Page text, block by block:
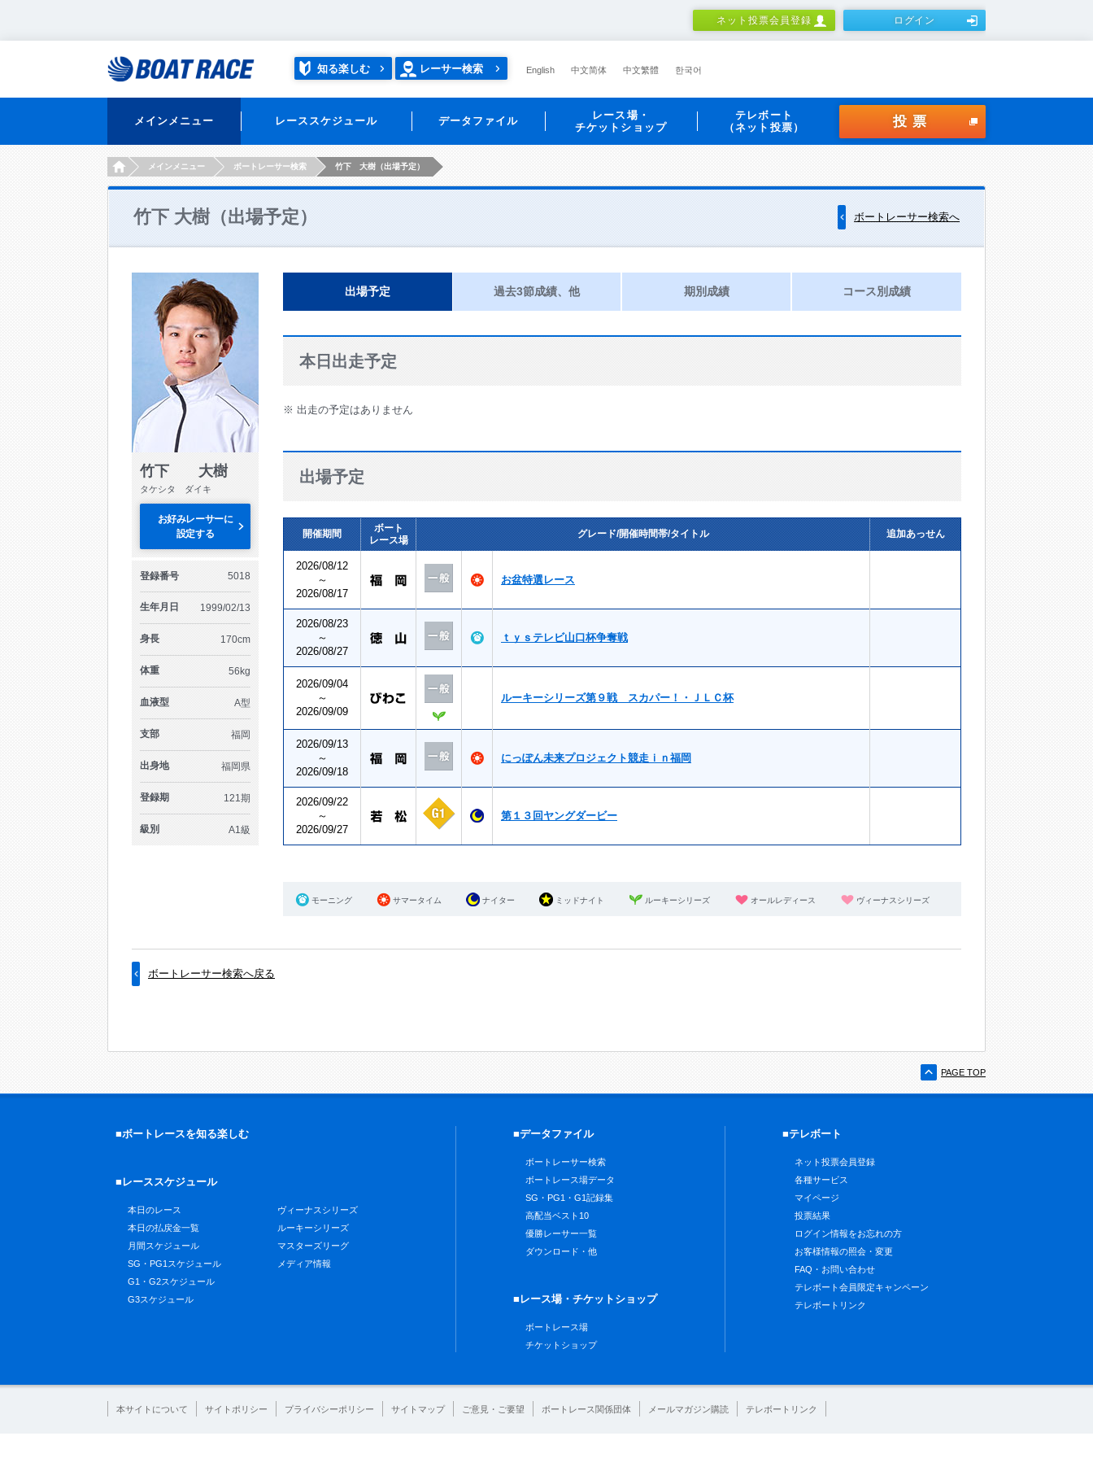
ネット投票会員登録 ログイン
知る楽しむ レーサー検索 English 中文简体 中文繁體 한국어
メインメニュー レーススケジュール データファイル
レース場・
チケットショップ
テレボート
（ネット投票）
投票
HOMEメインメニュー ボートレーサー検索 竹下 大樹（出場予定）
竹下 大樹（出場予定） ボートレーサー検索へ
竹下 大樹
タケシタ ダイキ
お好みレーサーに
設定する
登録番号 5018
生年月日 1999/02/13
身長 170cm
体重 56kg
血液型 A型
支部 福岡
出身地 福岡県
登録期 121期
級別 A1級
出場予定 過去3節成績、他 期別成績 コース別成績
本日出走予定
※ 出走の予定はありません
出場予定
開催期間
ボート
レース場
グレード/開催時間帯/タイトル 追加あっせん
2026/08/12
～
2026/08/17
お盆特選レース
2026/08/23
～
2026/08/27
ｔｙｓテレビ山口杯争奪戦
2026/09/04
～
2026/09/09
ルーキーシリーズ第９戦 スカパー！・ＪＬＣ杯
2026/09/13
～
2026/09/18
にっぽん未来プロジェクト競走ｉｎ福岡
2026/09/22
～
2026/09/27
第１３回ヤングダービー
モーニング サマータイム ナイター ミッドナイト ルーキーシリーズ オールレディース ヴィーナスシリーズ
ボートレーサー検索へ戻る
PAGE TOP
■ボートレースを知る楽しむ
■レーススケジュール
本日のレース
本日の払戻金一覧
月間スケジュール
SG・PG1スケジュール
G1・G2スケジュール
G3スケジュール
ヴィーナスシリーズ
ルーキーシリーズ
マスターズリーグ
メディア情報
■データファイル
ボートレーサー検索
ボートレース場データ
SG・PG1・G1記録集
高配当ベスト10
優勝レーサー一覧
ダウンロード・他
■レース場・チケットショップ
ボートレース場
チケットショップ
■テレボート
ネット投票会員登録
各種サービス
マイページ
投票結果
ログイン情報をお忘れの方
お客様情報の照会・変更
FAQ・お問い合わせ
テレボート会員限定キャンペーン
テレボートリンク
本サイトについて サイトポリシー プライバシーポリシー サイトマップ ご意見・ご要望 ボートレース関係団体 メールマガジン購読 テレボートリンク